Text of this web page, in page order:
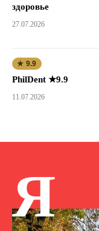
здоровье
27.07.2026
★ 9.9
PhilDent ★9.9
11.07.2026
Я